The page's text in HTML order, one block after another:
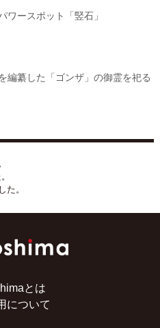
ワースポット「竪石」
編纂した「ゴンザ」の御霊を祀る
た。
とは
について